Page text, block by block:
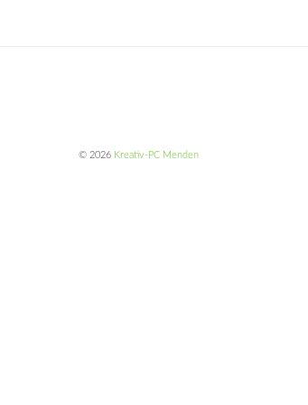
© 2026 Kreativ-PC Menden